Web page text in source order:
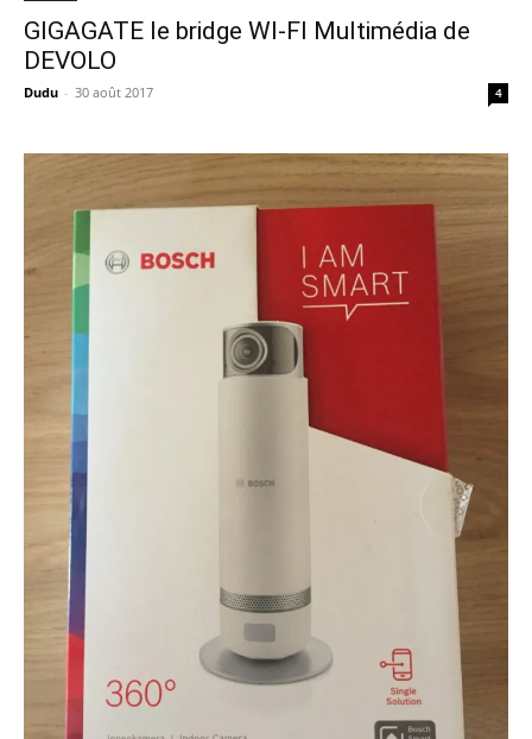
GIGAGATE le bridge WI-FI Multimédia de
DEVOLO
Dudu - 30 août 2017 4